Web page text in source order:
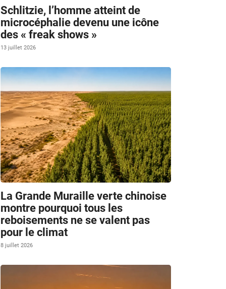
Schlitzie, l’homme atteint de
microcéphalie devenu une icône
des « freak shows »
13 juillet 2026
La Grande Muraille verte chinoise
montre pourquoi tous les
reboisements ne se valent pas
pour le climat
8 juillet 2026